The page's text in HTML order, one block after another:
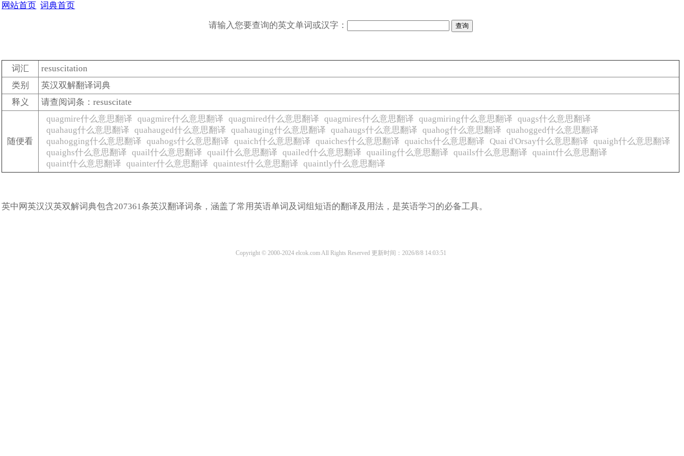
网站首页 词典首页
请输入您要查询的英文单词或汉字：
词汇
resuscitation
类别
英汉双解翻译词典
释义
请查阅词条：resuscitate
随便看
quagmire什么意思翻译 quagmire什么意思翻译 quagmired什么意思翻译 quagmires什么意思翻译 quagmiring什么意思翻译 quags什么意思翻译
quahaug什么意思翻译 quahauged什么意思翻译 quahauging什么意思翻译 quahaugs什么意思翻译 quahog什么意思翻译 quahogged什么意思翻译
quahogging什么意思翻译 quahogs什么意思翻译 quaich什么意思翻译 quaiches什么意思翻译 quaichs什么意思翻译 Quai d'Orsay什么意思翻译 quaigh什么意思翻译
quaighs什么意思翻译 quail什么意思翻译 quail什么意思翻译 quailed什么意思翻译 quailing什么意思翻译 quails什么意思翻译 quaint什么意思翻译
quaint什么意思翻译 quainter什么意思翻译 quaintest什么意思翻译 quaintly什么意思翻译
英中网英汉汉英双解词典包含207361条英汉翻译词条，涵盖了常用英语单词及词组短语的翻译及用法，是英语学习的必备工具。
Copyright © 2000-2024 elcok.com All Rights Reserved 更新时间：2026/8/8 14:03:51